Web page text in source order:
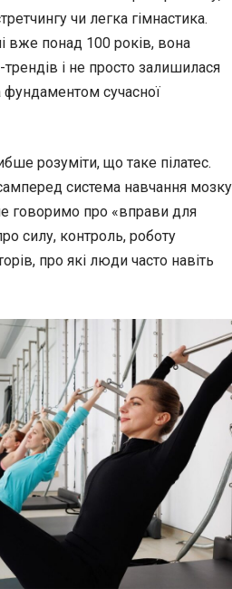
чи легка гімнастика.
вже понад 100 років, вона
і не просто залишилася
сучасної
розуміти, що таке пілатес.
система навчання мозку
говоримо про «вправи для
силу, контроль, роботу
про які люди часто навіть